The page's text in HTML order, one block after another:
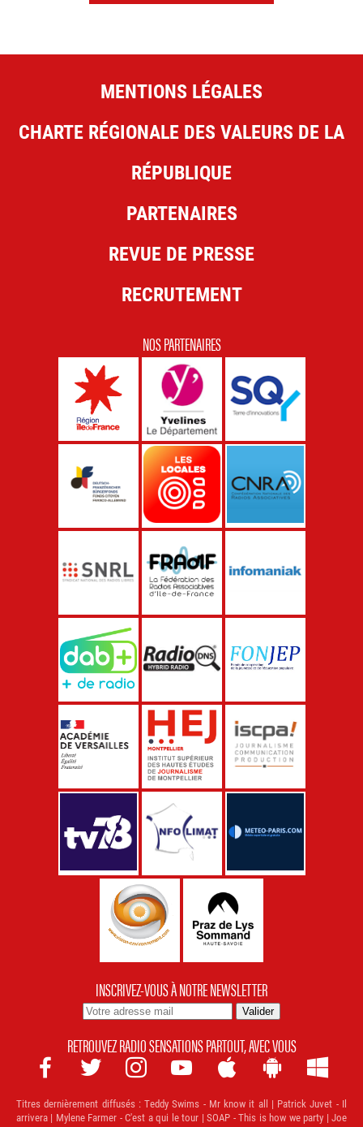
MENTIONS LÉGALES
CHARTE RÉGIONALE DES VALEURS DE LA
RÉPUBLIQUE
PARTENAIRES
REVUE DE PRESSE
RECRUTEMENT
NOS PARTENAIRES
INSCRIVEZ-VOUS À NOTRE NEWSLETTER
RETROUVEZ RADIO SENSATIONS PARTOUT, AVEC VOUS
      
Titres dernièrement diffusés :Teddy Swims - Mr know it all | Patrick Juvet - Il
arrivera | Mylene Farmer - C'est a qui le tour | SOAP - This is how we party | Joe